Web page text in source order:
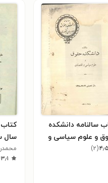
سالنامه دانشکده
و علوم سیاسی و
سال ۱۳۲۸ ۴٫۵(۲)
کتاب
سال
۳٫۱